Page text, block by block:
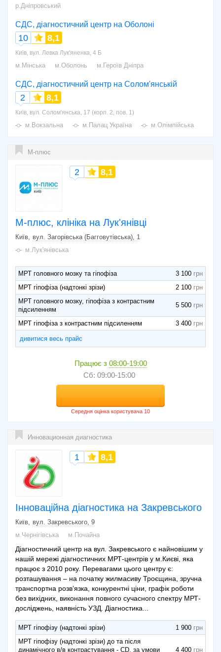
р.Дніпровський
СДС, діагностичний центр на Оболоні
10 8,1
Київ, вул. Левка Лук'яненка, 4 Б
м.Мінська м.Оболонь м.Героїв Дніпра
СДС, діагностичний центр на Солом'янській
2 8,1
Київ, вул. Солом'янська, 17 (корп. 2, пов. 1)
м.Вокзальна м.Палац Україна м.Олімпійська
М-плюс
М-плюс, клініка на Лук'янівці
2 8,1
Київ
вул. Загорівська (Багговутівська), 1
м.Лук'янівська
МРТ головного мозку та гіпофіза
3 100
МРТ гіпофіза (надтонкі зрізи)
2 100
МРТ головного мозку, гіпофіза з контрастним
підсиленням
5 500
МРТ гіпофіза з контрастним підсиленням 3 400
дивитися весь прайс
Працює з 08:00-19:00
Сб: 09:00-15:00
Инновационная диагностика
Інноваційна діагностика на Закревського
1 8,1
Київ
вул. Закревського, 9
м.Чернігівська
м.Почайна
Діагностичний центр на вул. Закревського є найновішим у
нашій мережі діагностичних МРТ-центрів у м.Києві, яка
працює з 2010 року. Перевагами цього центру є:
розташування – на початку жилмасиву Троєщина, зручна
транспортна розв’язка, конкурентні ціни, графік роботи
без вихідних, виконання повного сучасного спектру МРТ-
досліджень, наявність УЗД. Діагностика...
МРТ гіпофізу (надтонкі зрізи)
1 900
МРТ гіпофізу (надтонкі зрізи) до та після
динамічного в/в контрастування - CD, за умови
4 400